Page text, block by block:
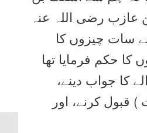
عازب رضی اللہ عنہ
سات چیزوں کا
حکم فرمایا تھا
کا جواب دینے،
قبول کرنے، اور